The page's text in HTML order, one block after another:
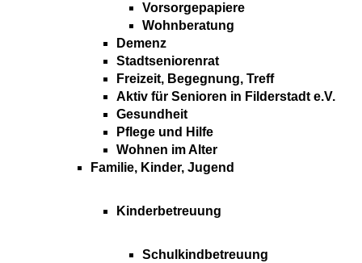
Vorsorgepapiere
Wohnberatung
Demenz
Stadtseniorenrat
Freizeit, Begegnung, Treff
Aktiv für Senioren in Filderstadt e.V.
Gesundheit
Pflege und Hilfe
Wohnen im Alter
Familie, Kinder, Jugend
Kinderbetreuung
Schulkindbetreuung